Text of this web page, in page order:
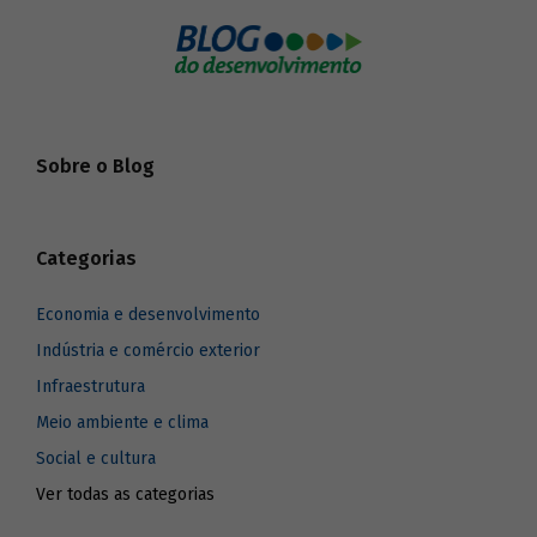
Sobre o Blog
Categorias
Economia e desenvolvimento
Indústria e comércio exterior
Infraestrutura
Meio ambiente e clima
Social e cultura
Ver todas as categorias